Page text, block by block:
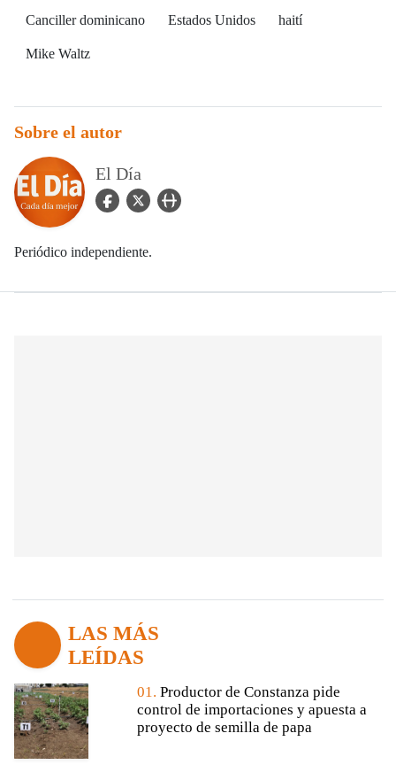
Canciller dominicano Estados Unidos haití
Mike Waltz
Sobre el autor
El Día
facebook Icon
twitter Iconuser_url Icon
Periódico independiente.
LAS MÁS
LEÍDAS
01. Productor de Constanza pide
control de importaciones y apuesta a
proyecto de semilla de papa